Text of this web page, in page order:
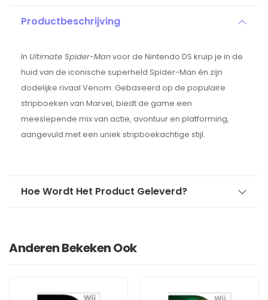
Productbeschrijving
In Ultimate Spider-Manvoor de Nintendo DS kruip je in de
huid van de iconische superheld Spider-Man én zijn
dodelijke rivaal Venom. Gebaseerd op de populaire
stripboeken van Marvel, biedt de game een
meeslepende mix van actie, avontuur en platforming,
aangevuld met een uniek stripboekachtige stijl.
Hoe Wordt Het Product Geleverd?
Anderen Bekeken Ook